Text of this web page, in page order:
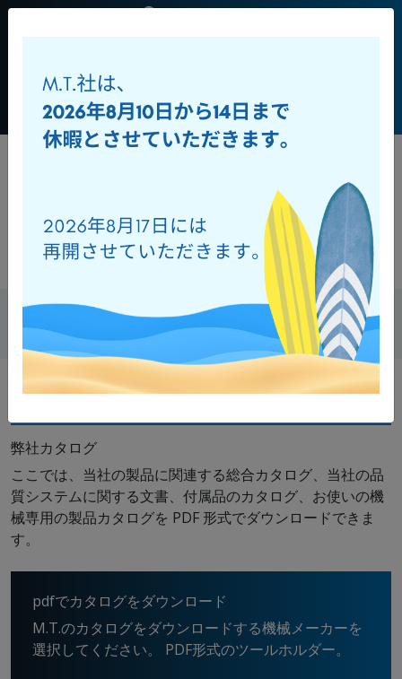
956034
ダウンロード オンラインカタログ
ダウンロード
弊社カタログ
ここでは、当社の製品に関連する総合カタログ、当社の品
質システムに関する文書、付属品のカタログ、お使いの機
械専用の製品カタログを PDF 形式でダウンロードできま
す。
pdfでカタログをダウンロード
M.T.のカタログをダウンロードする機械メーカーを
選択してください。 PDF形式のツールホルダー。